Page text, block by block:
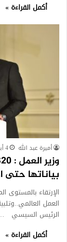
أكمل القراءة »
أميرة عبد الله 4 أبريل، 2024
بياناتها حتى
الإرتقاء
العمل
الرئيس السيسي
أكمل القراءة »